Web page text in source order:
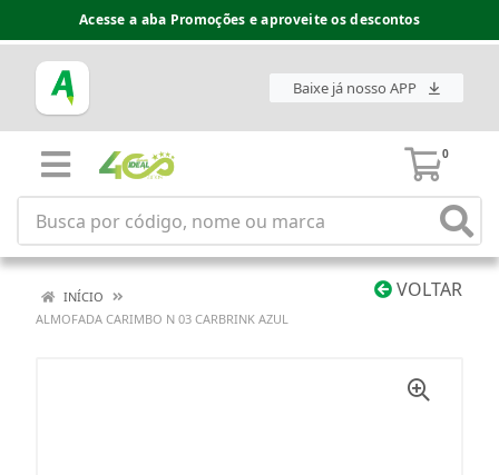
Acesse a aba Promoções e aproveite os descontos
Baixe já nosso APP
0
VOLTAR
INÍCIO
ALMOFADA CARIMBO N 03 CARBRINK AZUL